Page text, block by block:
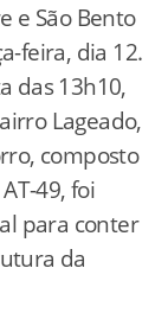
e São Bento
feira, dia 12.
das 13h10,
Lageado,
composto
49, foi
para conter
da